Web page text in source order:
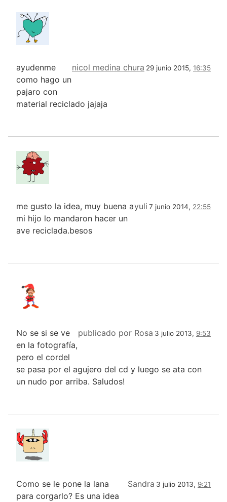
nicol medina chura 29 junio 2015, 16:35
ayudenme
como hago un
pajaro con
material reciclado jajaja
yuli 7 junio 2014, 22:55
me gusto la idea, muy buena a
mi hijo lo mandaron hacer un
ave reciclada.besos
publicado por Rosa 3 julio 2013, 9:53
No se si se ve
en la fotografía,
pero el cordel
se pasa por el agujero del cd y luego se ata con
un nudo por arriba. Saludos!
Sandra 3 julio 2013, 9:21
Como se le pone la lana
para corgarlo? Es una idea